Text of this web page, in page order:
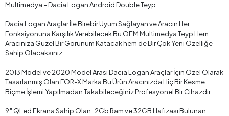
Multimedya – Dacia Logan Android Double Teyp
Dacia Logan Araçlar İle Birebir Uyum Sağlayan ve Aracın Her
Fonksiyonuna Karşılık Verebilecek Bu OEM Multimedya Teyp Hem
Aracınıza Güzel Bir Görünüm Katacak hem de Bir Çok Yeni Özelliğe
Sahip Olacaksınız.
2013 Model ve 2020 Model Arası Dacia Logan Araçlar İçin Özel Olarak
Tasarlanmış Olan FOR-X Marka Bu Ürün Aracınızda Hiç Bir Kesme
Biçme İşlemi Yapılmadan Takabileceğiniz Profesyonel Bir Cihazdır.
9″ QLed Ekrana Sahip Olan , 2Gb Ram ve 32GB Hafızası Bulunan ,